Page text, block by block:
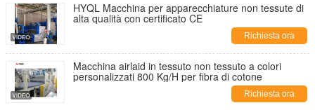
HYQL Macchina per apparecchiature non tessute di
alta qualità con certificato CE
Richiesta ora
Macchina airlaid in tessuto non tessuto a colori
personalizzati 800 Kg/H per fibra di cotone
Richiesta ora